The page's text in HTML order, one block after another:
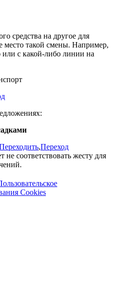
средства на другое для
место такой смены. Например,
или с какой-либо линии на
,Переход
соответствовать жесту для
Cookies